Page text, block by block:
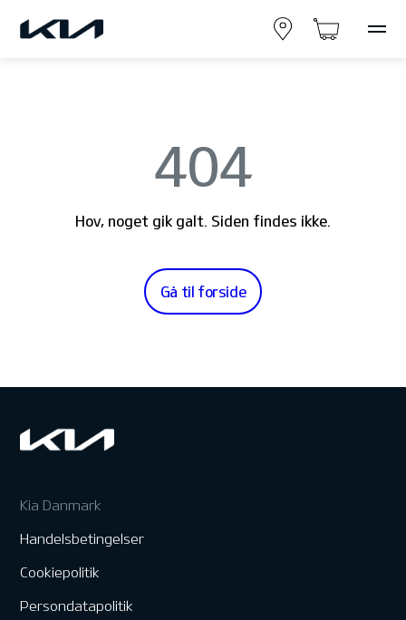
404
Hov, noget gik galt. Siden findes ikke.
Gå til forside
Kia Danmark
Handelsbetingelser
Cookiepolitik
Persondatapolitik